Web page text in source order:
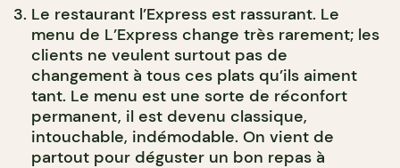
Le restaurant l’Express est rassurant. Le
menu de L’Express change très rarement; les
clients ne veulent surtout pas de
changement à tous ces plats qu’ils aiment
tant. Le menu est une sorte de réconfort
permanent, il est devenu classique,
intouchable, indémodable. On vient de
partout pour déguster un bon repas à